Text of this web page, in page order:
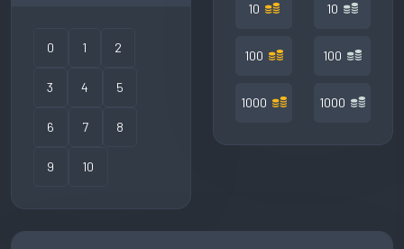
0 1 2
3 4 5
6 7 8
9 10
10
100
1000
10
100
1000